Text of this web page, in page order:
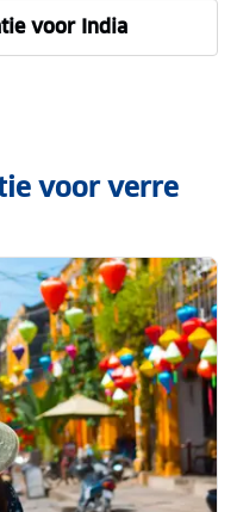
voor India
voor verre